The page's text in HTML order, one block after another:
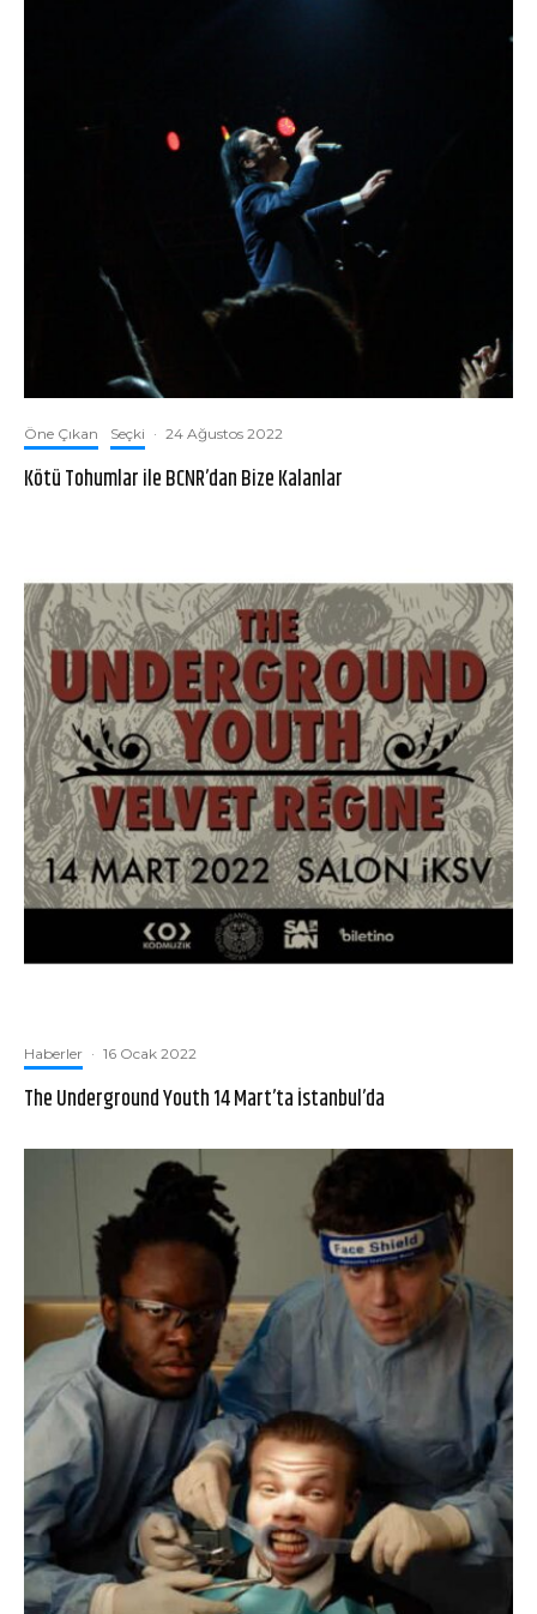
Öne Çıkan Seçki · 24 Ağustos 2022
Kötü Tohumlar ile BCNR’dan Bize Kalanlar
Haberler · 16 Ocak 2022
The Underground Youth 14 Mart’ta İstanbul’da